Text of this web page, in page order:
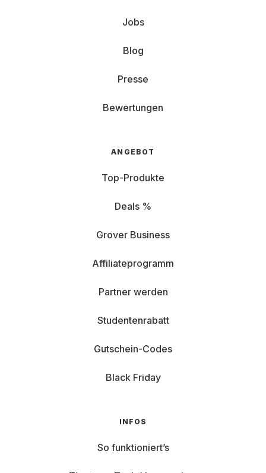
Jobs
Blog
Presse
Bewertungen
ANGEBOT
Top-Produkte
Deals %
Grover Business
Affiliateprogramm
Partner werden
Studentenrabatt
Gutschein-Codes
Black Friday
INFOS
So funktioniert’s